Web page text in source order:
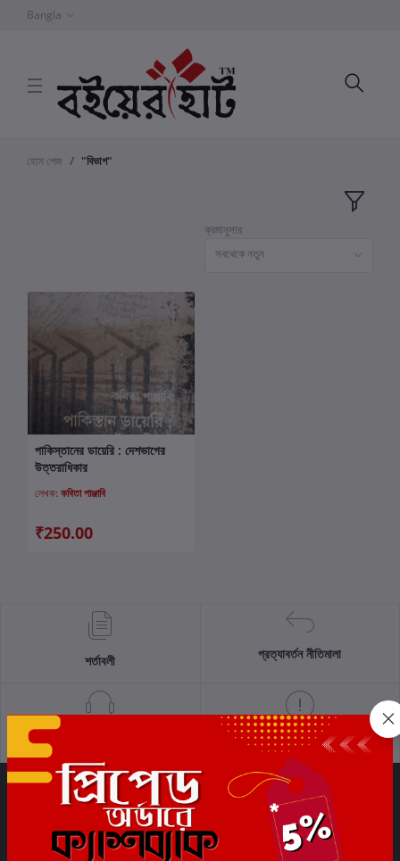
Bangla
হোম পেজ "বিভাগ"
ক্রমানুসার
সবথেকে নতুন
কার্টে যোগ করুন
পাকিস্তানের ডায়েরি : দেশভাগের
উত্তরাধিকার
লেখক: কবিতা পাঞ্জাবি
₹250.00
শর্তাবলী প্রত্যাবর্তন নীতিমালা
গোপনীয়তা নীতি